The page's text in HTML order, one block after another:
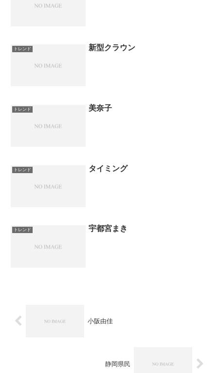
トレンド 新型クラウン
トレンド 美奈子
トレンド タイミング
トレンド 宇都宮まき
小阪由佳
静岡県民